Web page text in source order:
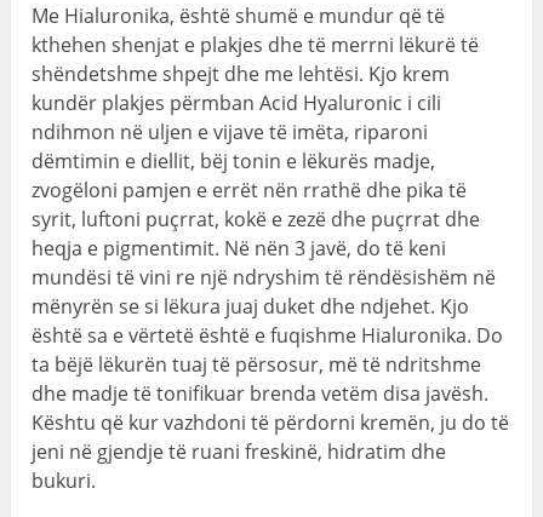
Me Hialuronika, është shumë e mundur që të
kthehen shenjat e plakjes dhe të merrni lëkurë të
shëndetshme shpejt dhe me lehtësi. Kjo krem ​​
kundër plakjes përmban Acid Hyaluronic i cili
ndihmon në uljen e vijave të imëta, riparoni
dëmtimin e diellit, bëj tonin e lëkurës madje,
zvogëloni pamjen e errët nën rrathë dhe pika të
syrit, luftoni puçrrat, kokë e zezë dhe puçrrat dhe
heqja e pigmentimit. Në nën 3 javë, do të keni
mundësi të vini re një ndryshim të rëndësishëm në
mënyrën se si lëkura juaj duket dhe ndjehet. Kjo
është sa e vërtetë është e fuqishme Hialuronika. Do
ta bëjë lëkurën tuaj të përsosur, më të ndritshme
dhe madje të tonifikuar brenda vetëm disa javësh.
Kështu që kur vazhdoni të përdorni kremën, ju do të
jeni në gjendje të ruani freskinë, hidratim dhe
bukuri.